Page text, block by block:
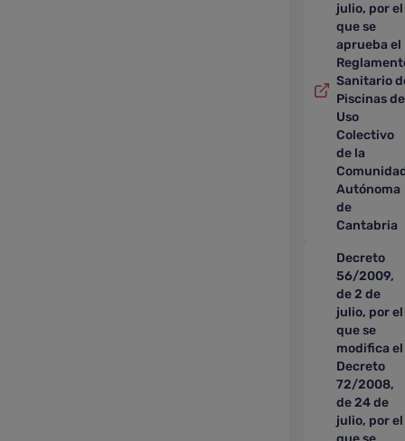
julio, por el
que se
aprueba el
Sanitario
Piscinas de
Uso
Colectivo
de la
Autónoma
de
Cantabria
Decreto
56/2009,
de 2 de
julio, por el
que se
modifica el
Decreto
72/2008,
de 24 de
julio, por el